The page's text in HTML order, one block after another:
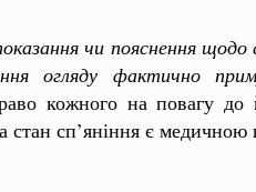
чи пояснення щодо
огляду фактично
кожного на повагу до
стан сп’яніння є